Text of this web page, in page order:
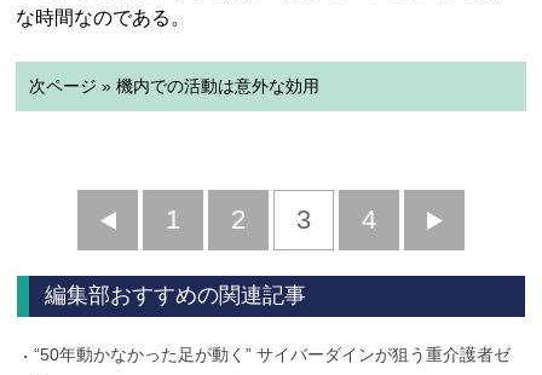
な時間なのである。
次ページ » 機内での活動は意外な効用
前
へ
1 2 3 4
へ
編集部おすすめの関連記事
“50年動かなかった足が動く” サイバーダインが狙う重介護者ゼ